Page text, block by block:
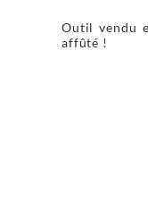
Outil vendu
affûté !